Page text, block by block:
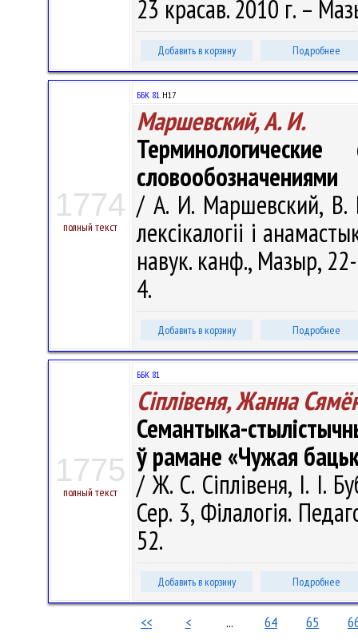
23 красав. 2010 г. –
Добавить в корзину Подробнее
1774
полный текст
ББК 81.Н17
Маршевский, А. И.
словообозначениями
/ А. И. Маршевский, В.
лексікалогіі і
навук. канф., Мазыр,
4.
Добавить в корзину Подробнее
1775
полный текст
ББК 81
Сіплівеня, Жанна
Семантыка-
ў рамане «Чужая
/ Ж. С. Сіплівеня, І. І.
Сер. 3, Філалогія.
52.
Добавить в корзину Подробнее
<< < ... 64 65